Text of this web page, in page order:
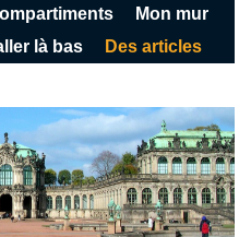
Mon mur
là bas Des articles